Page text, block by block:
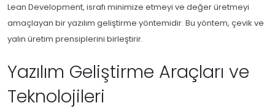
Lean Development, israfı minimize etmeyi ve değer üretmeyi
amaçlayan bir yazılım geliştirme yöntemidir. Bu yöntem, çevik ve
yalın üretim prensiplerini birleştirir.
Yazılım Geliştirme Araçları ve
Teknolojileri